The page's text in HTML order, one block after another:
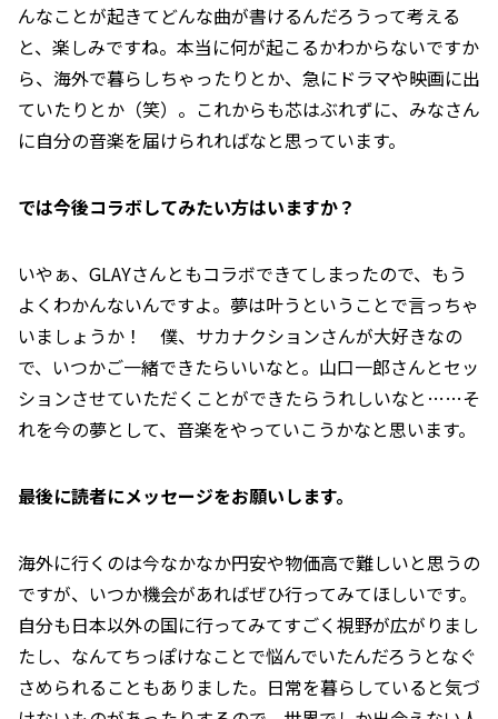
んなことが起きてどんな曲が書けるんだろうって考える
と、楽しみですね。本当に何が起こるかわからないですか
ら、海外で暮らしちゃったりとか、急にドラマや映画に出
ていたりとか（笑）。これからも芯はぶれずに、みなさん
に自分の音楽を届けられればなと思っています。
――では今後コラボしてみたい方はいますか？
いやぁ、GLAYさんともコラボできてしまったので、もう
よくわかんないんですよ。夢は叶うということで言っちゃ
いましょうか！ 僕、サカナクションさんが大好きなの
で、いつかご一緒できたらいいなと。山口一郎さんとセッ
ションさせていただくことができたらうれしいなと……そ
れを今の夢として、音楽をやっていこうかなと思います。
――最後に読者にメッセージをお願いします。
海外に行くのは今なかなか円安や物価高で難しいと思うの
ですが、いつか機会があればぜひ行ってみてほしいです。
自分も日本以外の国に行ってみてすごく視野が広がりまし
たし、なんてちっぽけなことで悩んでいたんだろうとなぐ
さめられることもありました。日常を暮らしていると気づ